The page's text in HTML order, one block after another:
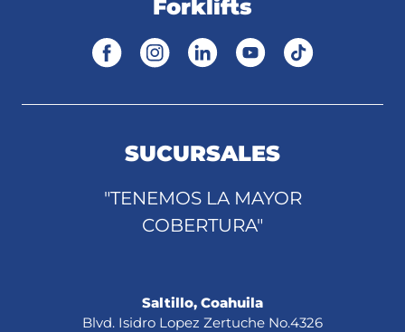
Forklifts
SUCURSALES
"TENEMOS LA MAYOR
COBERTURA"
Saltillo, Coahuila
Blvd. Isidro Lopez Zertuche No.4326